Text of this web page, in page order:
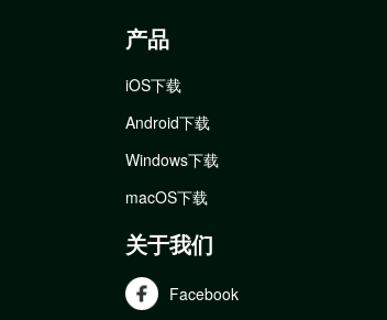
产品
iOS下载
Android下载
Windows下载
macOS下载
关于我们
Facebook